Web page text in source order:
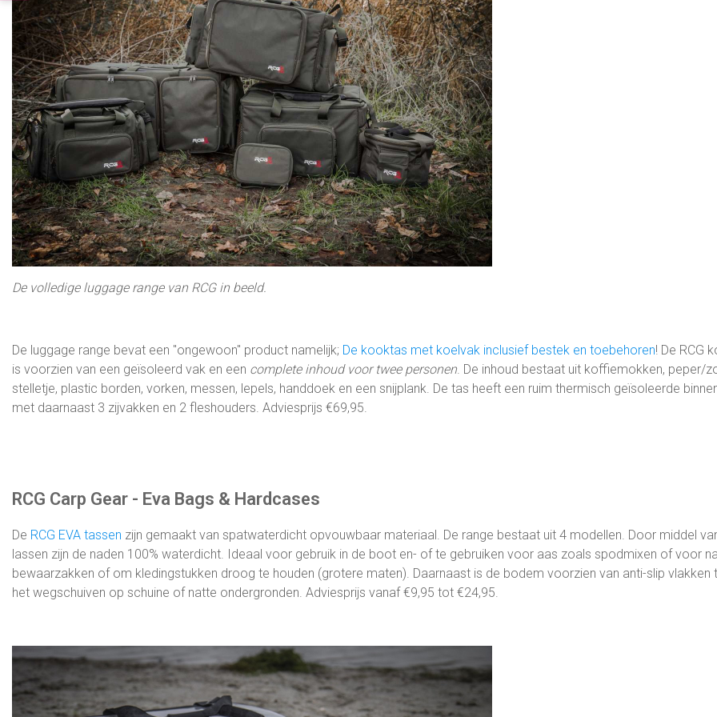
De volledige luggage range van RCG in beeld.
De luggage range bevat een "ongewoon" product namelijk; De kooktas met koelvak inclusief bestek en toebehoren! De RCG
is voorzien van een geïsoleerd vak en een complete inhoud voor twee personen. De inhoud bestaat uit koffiemokken, peper/
stelletje, plastic borden, vorken, messen, lepels, handdoek en een snijplank. De tas heeft een ruim thermisch geïsoleerde
met daarnaast 3 zijvakken en 2 fleshouders. Adviesprijs €69,95.
RCG Carp Gear - Eva Bags & Hardcases
De RCG EVA tassen zijn gemaakt van spatwaterdicht opvouwbaar materiaal. De range bestaat uit 4 modellen. Door middel
lassen zijn de naden 100% waterdicht. Ideaal voor gebruik in de boot en- of te gebruiken voor aas zoals spodmixen of voor
bewaarzakken of om kledingstukken droog te houden (grotere maten). Daarnaast is de bodem voorzien van anti-slip vlakken
het wegschuiven op schuine of natte ondergronden. Adviesprijs vanaf €9,95 tot €24,95.